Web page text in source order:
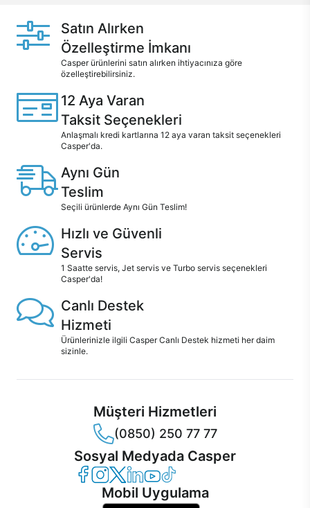
Satın Alırken
Özelleştirme İmkanı
Casper ürünlerini satın alırken ihtiyacınıza göre
özelleştirebilirsiniz.
12 Aya Varan
Taksit Seçenekleri
Anlaşmalı kredi kartlarına 12 aya varan taksit seçenekleri
Casper'da.
Aynı Gün
Teslim
Seçili ürünlerde Aynı Gün Teslim!
Hızlı ve Güvenli
Servis
1 Saatte servis, Jet servis ve Turbo servis seçenekleri
Casper'da!
Canlı Destek
Hizmeti
Ürünlerinizle ilgili Casper Canlı Destek hizmeti her daim
sizinle.
Müşteri Hizmetleri
(0850) 250 77 77
Sosyal Medyada Casper
Casper Facebook
Casper Instagram
Casper Twitter
Casper LinkedIn
Casper YouTube
Casper TikTok
Mobil Uygulama